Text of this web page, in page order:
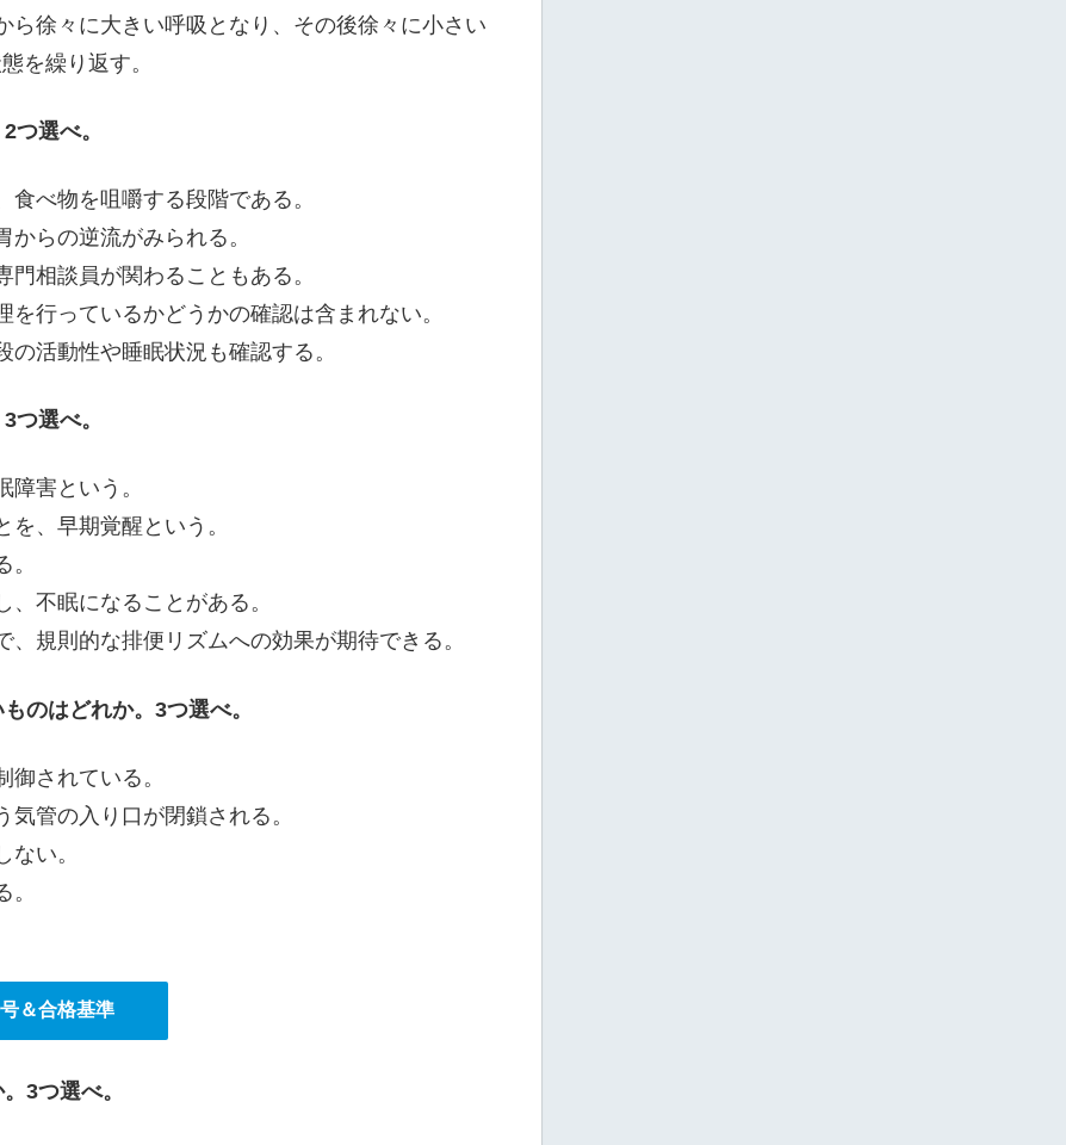
徐々に大きい呼吸となり、その後徐々に小さい
を繰り返す。
選べ。
べ物を咀嚼する段階である。
らの逆流がみられる。
相談員が関わることもある。
行っているかどうかの確認は含まれない。
活動性や睡眠状況も確認する。
選べ。
害という。
、早期覚醒という。
不眠になることがある。
規則的な排便リズムへの効果が期待できる。
はどれか。3つ選べ。
されている。
管の入り口が閉鎖される。
い。
＆合格基準
3つ選べ。